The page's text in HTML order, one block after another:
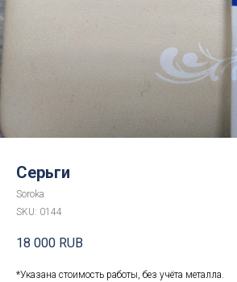
Серьги
Soroka
SKU: 0144
18 000 RUB
*Указана стоимость работы, без учёта металла.